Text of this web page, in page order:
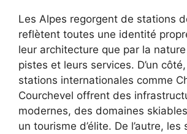
Les Alpes regorgent de stations
reflètent toutes une identité
leur architecture que par la
pistes et leurs services. D’un
stations internationales comme
Courchevel offrent des
modernes, des domaines
un tourisme d’élite. De l’autre,